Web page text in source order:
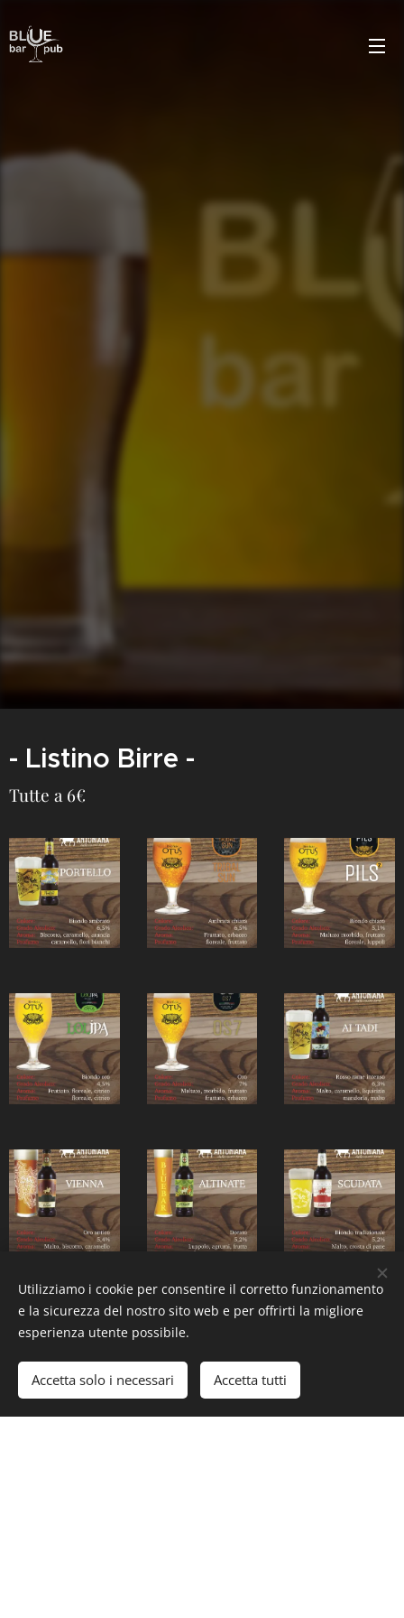
- Listino Birre -
Tutte a 6€
Crea il tuo sito web gratis! Inizia
Utilizziamo i cookie per consentire il corretto funzionamento
e la sicurezza del nostro sito web e per offrirti la migliore
esperienza utente possibile.
Accetta solo i necessari Accetta tutti